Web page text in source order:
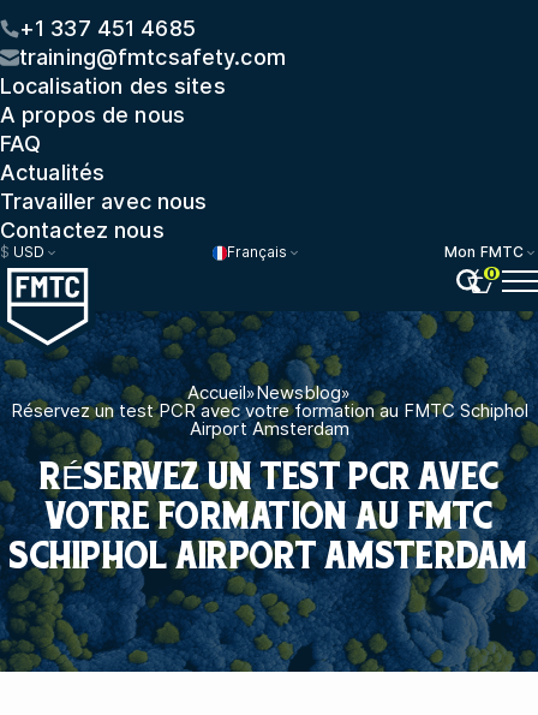
+1 337 451 4685
training@fmtcsafety.com
Localisation des sites
A propos de nous
FAQ
Actualités
Travailler avec nous
Contactez nous
$ USD Français
Mon FMTC
0
Accueil»Newsblog»
Réservez un test PCR avec votre formation au FMTC Schiphol
Airport Amsterdam
RÉSERVEZ UN TEST PCR AVEC
VOTRE FORMATION AU FMTC
SCHIPHOL AIRPORT AMSTERDAM